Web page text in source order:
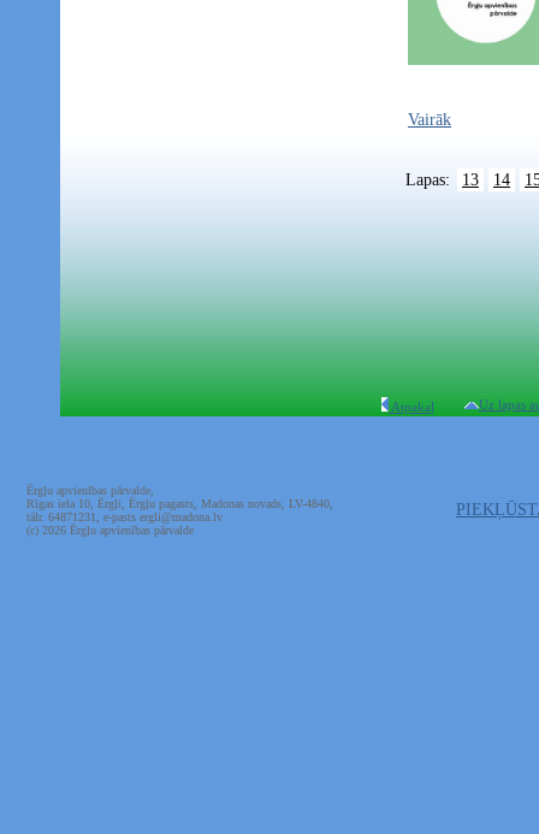
Vairāk
Lapas: 13 14
Atpakaļ Uz lapas
Ērgļu apvienības pārvalde,
Rīgas iela 10, Ērgļi, Ērgļu pagasts, Madonas novads, LV-4840,
tālr. 64871231, e-pasts ergli@madona.lv
(c) 2026 Ērgļu apvienības pārvalde